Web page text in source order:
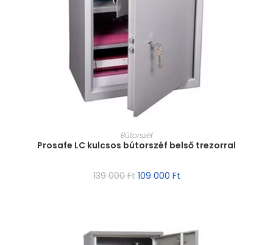
MÉRET VÁLASZTÁSA
Bútorszéf
Prosafe LC kulcsos bútorszéf belső trezorral
139 000Ft 109 000 Ft